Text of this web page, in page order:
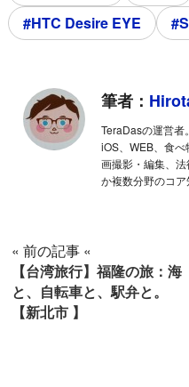
#HTC Desire EYE
筆者：
TeraDasの運営者
iOS、WEB、食
画撮影・編集、
か複数分野のコア
« 前の記事 «
【台湾旅行】福隆の旅：海
と、自転車と、駅弁と。
【新北市 】